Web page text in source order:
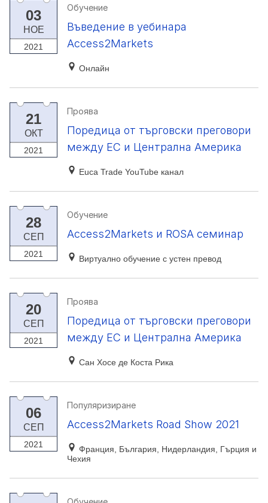
03
НОЕ
2021
Обучение
Въведение в уебинара
Access2Markets
Онлайн
21
ОКТ
2021
Проява
Поредица от търговски преговори
между ЕС и Централна Америка
Euca Trade YouTube канал
28
СЕП
2021
Обучение
Access2Markets и ROSA семинар
Виртуално обучение с устен превод
20
СЕП
2021
Проява
Поредица от търговски преговори
между ЕС и Централна Америка
Сан Хосе де Коста Рика
06
СЕП
2021
Популяризиране
Access2Markets Road Show 2021
Франция, България, Нидерландия, Гърция и
Чехия